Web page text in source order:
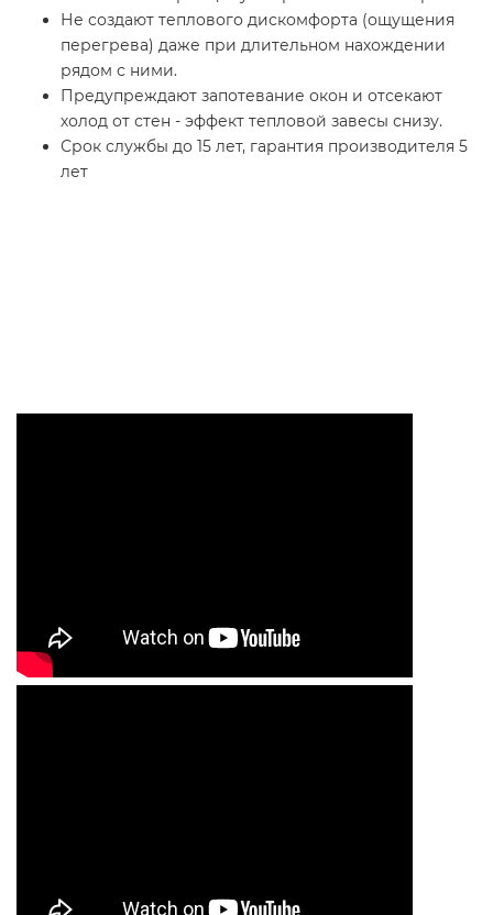
Не создают теплового дискомфорта (ощущения
перегрева) даже при длительном нахождении
рядом с ними.
Предупреждают запотевание окон и отсекают
холод от стен - эффект тепловой завесы снизу.
Срок службы до 15 лет, гарантия производителя 5
лет